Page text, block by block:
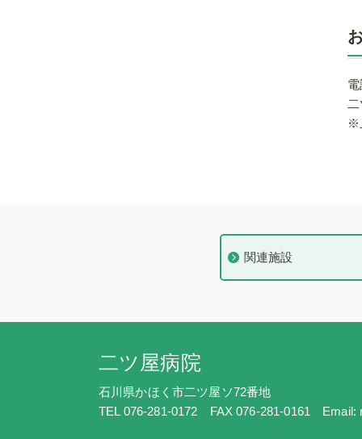
※
関連施設
二ツ屋病院
石川県かほく市二ツ屋ソ72番地
TEL 076-281-0172 FAX 076-281-0161 Email: